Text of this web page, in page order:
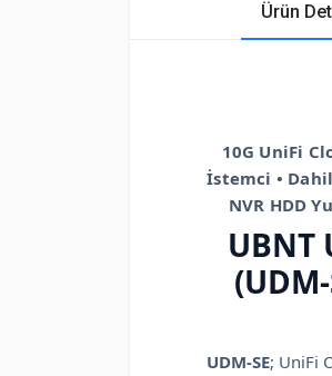
Ürün
10G UniFi
İstemci • Dahili
NVR HDD
UBNT
UDM-SE; UniFi